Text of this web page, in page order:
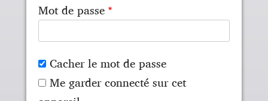
Mot de passe
Cacher le mot de passe
Me garder connecté sur cet